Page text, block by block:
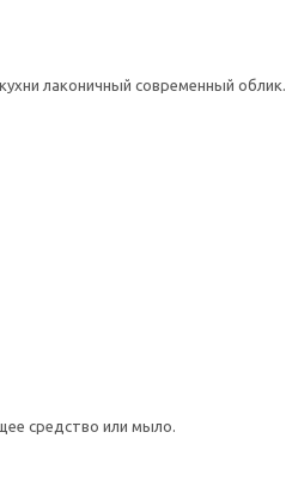
лаконичный современный облик.
средство или мыло.